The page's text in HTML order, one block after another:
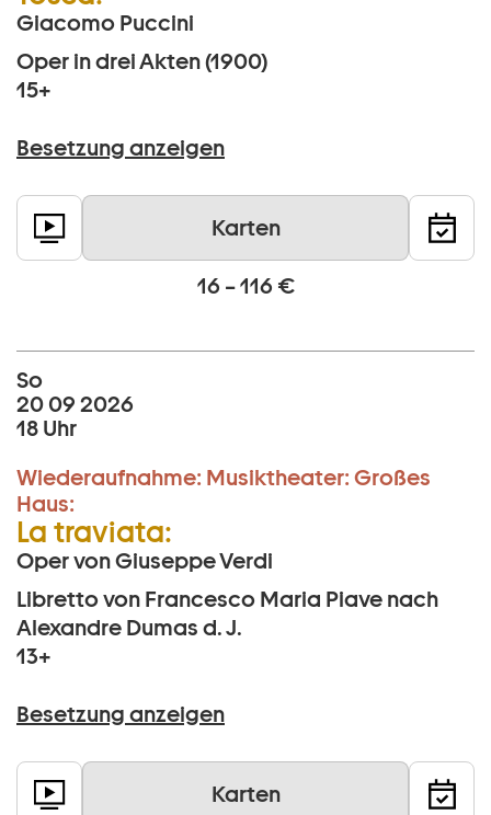
Giacomo Puccini
Oper in drei Akten (1900)
15+
Besetzung anzeigen
Karten
16 – 116 €
So
20 09 2026
18 Uhr
Wiederaufnahme: Musiktheater: Großes
Haus:
La traviata:
Oper von Giuseppe Verdi
Libretto von Francesco Maria Piave nach
Alexandre Dumas d. J.
13+
Besetzung anzeigen
Karten